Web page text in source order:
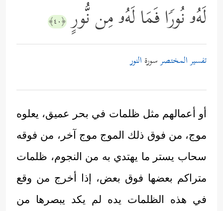
لَهُۥ نُورࣰا فَمَا لَهُۥ مِن نُّورٍ ﴿٤٠﴾
تفسير المختصرسورة النور
أو أعمالهم مثل ظلمات في بحر عميق، يعلوه
موج، من فوق ذلك الموج موج آخر، من فوقه
سحاب يستر ما يهتدي به من النجوم، ظلمات
متراكم بعضها فوق بعض، إذا أخرج من وقع
في هذه الظلمات يده لم يكد يبصرها من